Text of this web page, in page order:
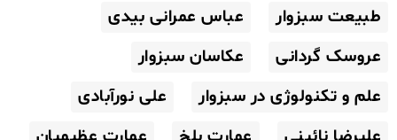
طبیعت سبزوار
عباس عمرانی بیدی
عروسک گردانی
عکاسان سبزوار
علم و تکنولوژی در سبزوار
علی نورآبادی